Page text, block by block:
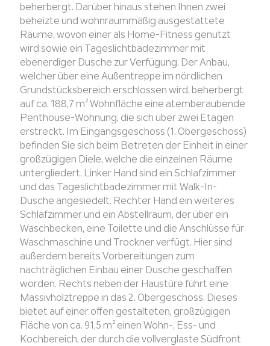
beherbergt. Darüber hinaus stehen Ihnen zwei
beheizte und wohnraummäßig ausgestattete
Räume, wovon einer als Home-Fitness genutzt
wird sowie ein Tageslichtbadezimmer mit
ebenerdiger Dusche zur Verfügung. Der Anbau,
welcher über eine Außentreppe im nördlichen
Grundstücksbereich erschlossen wird, beherbergt
auf ca. 188,7 m² Wohnfläche eine atemberaubende
Penthouse-Wohnung, die sich über zwei Etagen
erstreckt. Im Eingangsgeschoss (1. Obergeschoss)
befinden Sie sich beim Betreten der Einheit in einer
großzügigen Diele, welche die einzelnen Räume
untergliedert. Linker Hand sind ein Schlafzimmer
und das Tageslichtbadezimmer mit Walk-In-
Dusche angesiedelt. Rechter Hand ein weiteres
Schlafzimmer und ein Abstellraum, der über ein
Waschbecken, eine Toilette und die Anschlüsse für
Waschmaschine und Trockner verfügt. Hier sind
außerdem bereits Vorbereitungen zum
nachträglichen Einbau einer Dusche geschaffen
worden. Rechts neben der Haustüre führt eine
Massivholztreppe in das 2. Obergeschoss. Dieses
bietet auf einer offen gestalteten, großzügigen
Fläche von ca. 91,5 m² einen Wohn-, Ess- und
Kochbereich, der durch die vollverglaste Südfront